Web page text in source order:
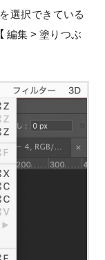
選択できている
編集 > 塗りつぶ